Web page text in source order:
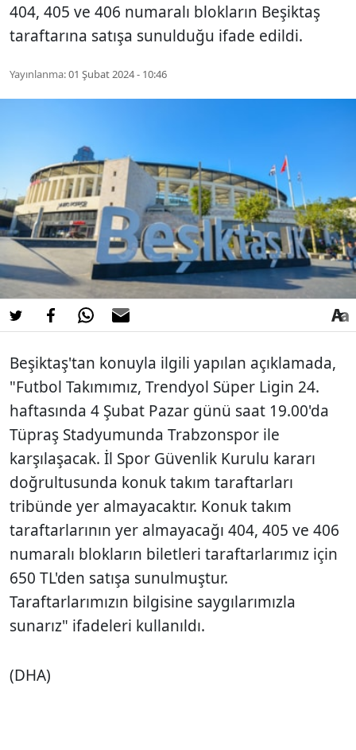
404, 405 ve 406 numaralı blokların Beşiktaş
taraftarına satışa sunulduğu ifade edildi.
Yayınlanma:01 Şubat 2024 - 10:46
Beşiktaş'tan konuyla ilgili yapılan açıklamada,
"Futbol Takımımız, Trendyol Süper Ligin 24.
haftasında 4 Şubat Pazar günü saat 19.00'da
Tüpraş Stadyumunda Trabzonspor ile
karşılaşacak. İl Spor Güvenlik Kurulu kararı
doğrultusunda konuk takım taraftarları
tribünde yer almayacaktır. Konuk takım
taraftarlarının yer almayacağı 404, 405 ve 406
numaralı blokların biletleri taraftarlarımız için
650 TL'den satışa sunulmuştur.
Taraftarlarımızın bilgisine saygılarımızla
sunarız" ifadeleri kullanıldı.
(DHA)